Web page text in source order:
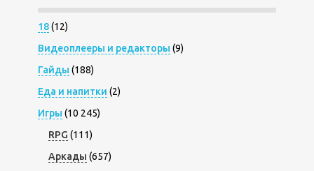
18(12)
Видеоплееры и редакторы (9)
Гайды (188)
Еда и напитки (2)
Игры (10 245)
RPG (111)
Аркады (657)